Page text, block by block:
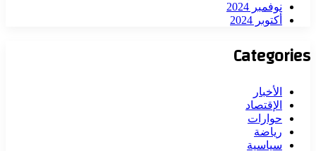
نوفمبر 2024
أكتوبر 2024
Categories
الأخبار
الإقتصاد
حوارات
رياضة
سياسية